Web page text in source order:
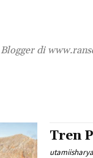
Blogger di
Tren